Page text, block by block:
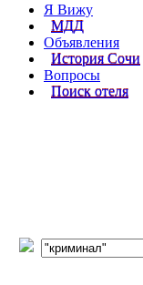
Я Вижу
МДД
Объявления
История Сочи
Вопросы
Поиск отеля